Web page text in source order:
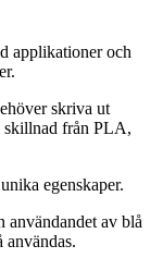
applikationer och
skriva ut
skillnad från PLA,
egenskaper.
användandet av blå